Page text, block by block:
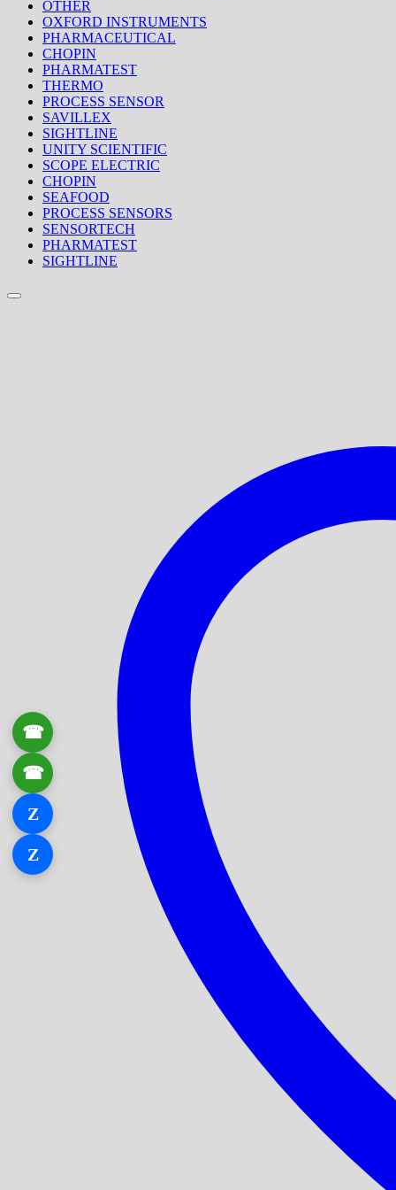
OTHER
OXFORD INSTRUMENTS
PHARMACEUTICAL
CHOPIN
PHARMATEST
THERMO
PROCESS SENSOR
SAVILLEX
SIGHTLINE
UNITY SCIENTIFIC
SCOPE ELECTRIC
CHOPIN
SEAFOOD
PROCESS SENSORS
SENSORTECH
PHARMATEST
SIGHTLINE
☎ 0906 061 857
☎
Z
Z